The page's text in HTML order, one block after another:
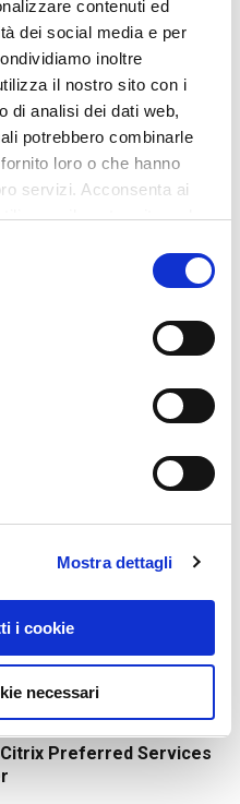
contenuti ed
dei social media e per
inoltre
il nostro sito con i
di analisi dei dati web,
potrebbero combinarle
loro o che hanno
servizi. Acconsenta ai
il nostro sito web.
Mostra dettagli
i cookie
necessari
deduplica dei dati,
non debba
tre anni.
di implementare l’alta
performante in una sede
soddisfa le nostre
tutti gli obiettivi che ci
Data e Fasternet:
Preferred Services